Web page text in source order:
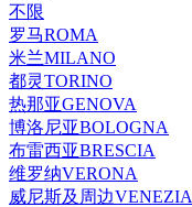
不限
罗马ROMA
米兰MILANO
都灵TORINO
热那亚GENOVA
博洛尼亚BOLOGNA
布雷西亚BRESCIA
维罗纳VERONA
威尼斯及周边VENEZIA